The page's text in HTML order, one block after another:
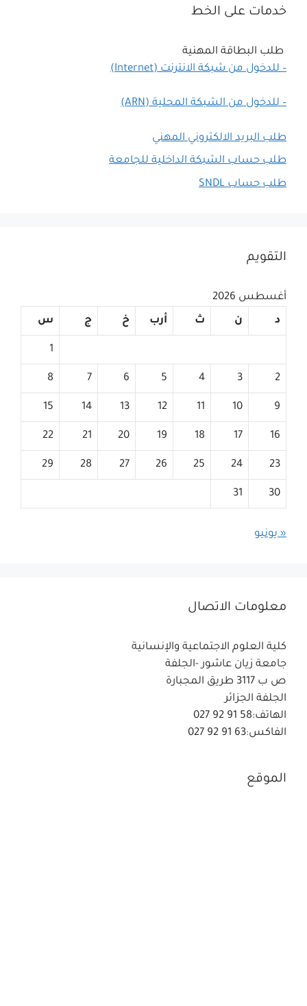
خدمات على الخط
طلب البطاقة المهنية
– للدخول من شبكة الانترنت (Internet)
– للدخول من الشبكة المحلية (ARN)
طلب البريد الالكتروني المهني
طلب حساب الشبكة الداخلية للجامعة
طلب حساب SNDL
التقويم
أغسطس 2026
د
ن ث أرب خ ج س
1
2
3
4
5
6
7
8
9
10
11
12
13
14
15
16
17
18
19
20
21
22
23
24
25
26
27
28
29
30
31
« يونيو
معلومات الاتصال
كلية العلوم الاجتماعية والإنسانية
جامعة زيان عاشور -الجلفة
ص ب 3117 طريق المجبارة
الجلفة الجزائر
الهاتف:58 91 92 027
الفاكس:63 91 92 027
الموقع